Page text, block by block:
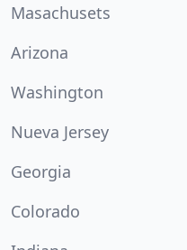
Masachusets
Arizona
Washington
Nueva Jersey
Georgia
Colorado